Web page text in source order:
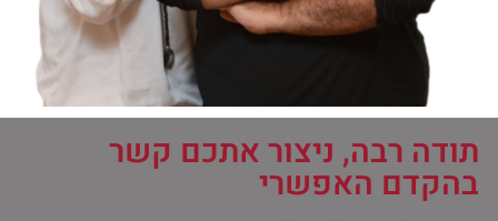
תודה רבה, ניצור אתכם קשר
בהקדם האפשרי